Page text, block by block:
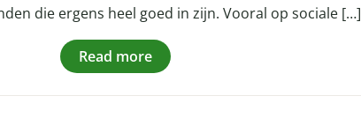
die ergens heel goed in zijn. Vooral op sociale […]
Read more